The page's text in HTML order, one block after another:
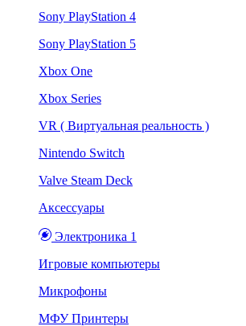
Sony PlayStation 4
Sony PlayStation 5
Xbox One
Xbox Series
VR ( Виртуальная реальность )
Nintendo Switch
Valve Steam Deck
Аксессуары
Электроника 1
Игровые компьютеры
Микрофоны
МФУ Принтеры